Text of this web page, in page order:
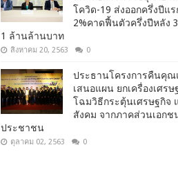
โควิด-19 ส่งออกครึ่งปีแ
2%คาดฟื้นตัวครึ่งปีหลัง
1 ล้านล้านบาท
สิงหาคม 20, 2563 0
ประธานโครงการคืนคุ
เสนอแผน ยกเครื่องเศร
โฉมวิธีกระตุ้นเศรษฐกิจ
สังคม จากภาคส่วนเอกช
ประชาชน
ตุลาคม 02, 2563 0